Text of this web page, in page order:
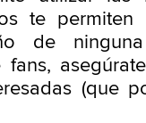
te permiten
de ninguna
fans,
(que